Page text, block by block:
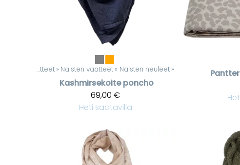
Tuotteet ‪» Naisten vaatteet ‪» Naisten neuleet ‪»
Kashmirsekoite poncho
69,00 €
Heti saatavilla